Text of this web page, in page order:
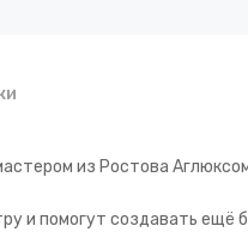
из Ростова
и помогут создавать